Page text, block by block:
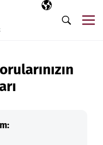
Seçili dil
TR
Arama